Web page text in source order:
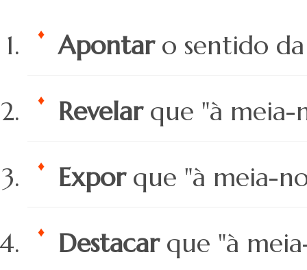
Apontar o sentido
Revelarque "à meia-
Expor que "à meia-
Destacarque "à